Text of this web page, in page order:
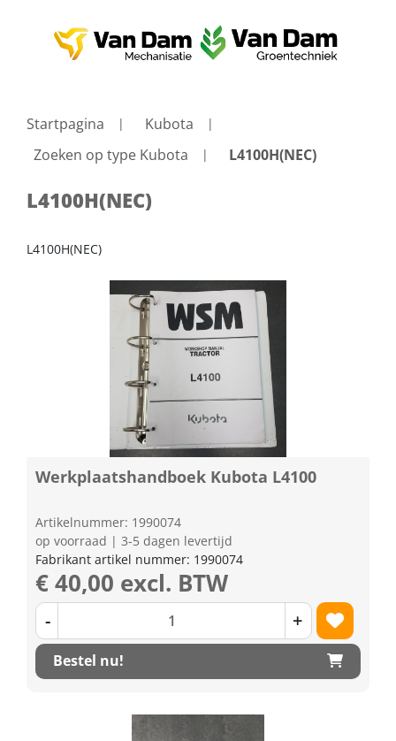
Startpagina
Kubota
Zoeken op type Kubota
L4100H(NEC)
L4100H(NEC)
L4100H(NEC)
Werkplaatshandboek Kubota L4100
Artikelnummer: 1990074
op voorraad | 3-5 dagen levertijd
Fabrikant artikel nummer: 1990074
€ 40,00 excl. BTW
- +
Bestel nu!